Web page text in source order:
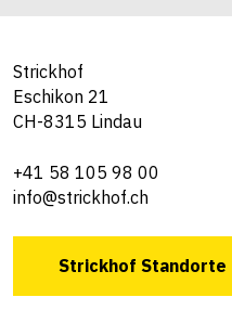
Strickhof
Eschikon 21
CH-8315 Lindau
+41 58 105 98 00
info@strickhof.ch
Strickhof Standorte